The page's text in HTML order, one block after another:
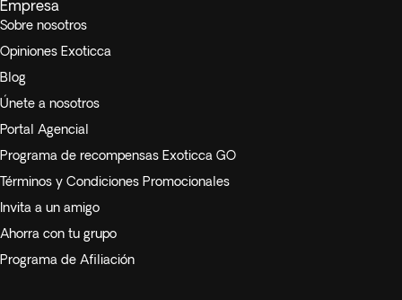
Empresa
Sobre nosotros
Opiniones Exoticca
Blog
Únete a nosotros
Portal Agencial
Programa de recompensas Exoticca GO
Términos y Condiciones Promocionales
Invita a un amigo
Ahorra con tu grupo
Programa de Afiliación